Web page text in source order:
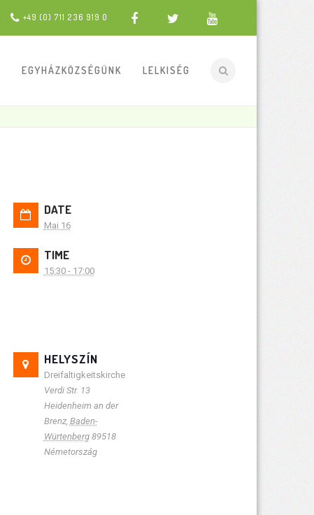
+49 (0) 711 236 919 0
EGYHÁZKÖZSÉGÜNK LELKISÉG
DATE
Mai 16
TIME
15:30 - 17:00
HELYSZÍN
Dreifaltigkeitskirche
Verdi Str. 13
Heidenheim an der
Brenz, Baden-
Würtenberg 89518
Németország